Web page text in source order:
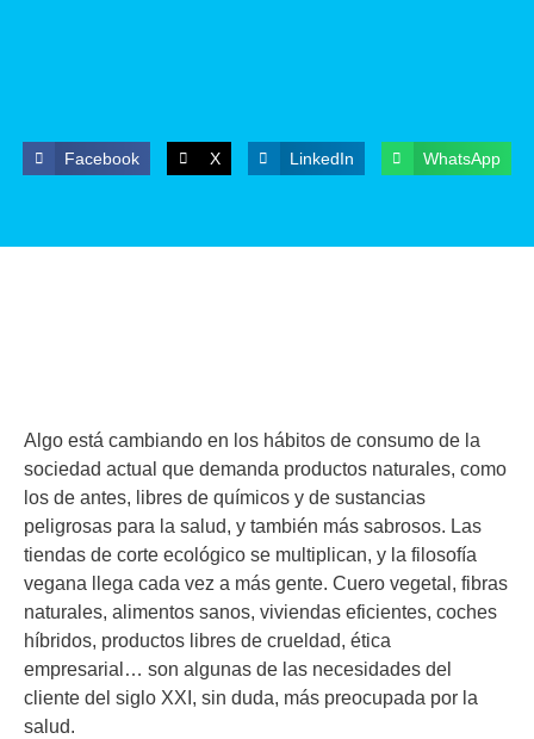
Facebook X LinkedIn WhatsApp
Algo está cambiando en los hábitos de consumo de la
sociedad actual que demanda productos naturales, como
los de antes, libres de químicos y de sustancias
peligrosas para la salud, y también más sabrosos. Las
tiendas de corte ecológico se multiplican, y la filosofía
vegana llega cada vez a más gente. Cuero vegetal, fibras
naturales, alimentos sanos, viviendas eficientes, coches
híbridos, productos libres de crueldad, ética
empresarial… son algunas de las necesidades del
cliente del siglo XXI, sin duda, más preocupada por la
salud.